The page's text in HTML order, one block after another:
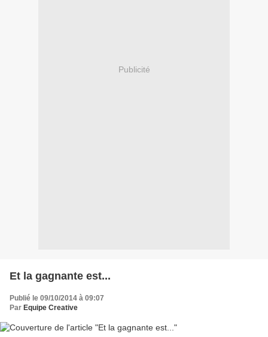
Publicité
Et la gagnante est...
Publié le 09/10/2014 à 09:07
Par Equipe Creative